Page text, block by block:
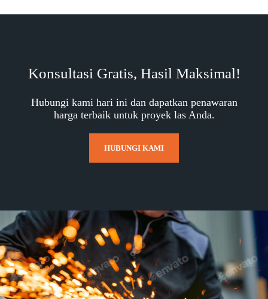
Konsultasi Gratis, Hasil Maksimal!
Hubungi kami hari ini dan dapatkan penawaran
harga terbaik untuk proyek las Anda.
HUBUNGI KAMI